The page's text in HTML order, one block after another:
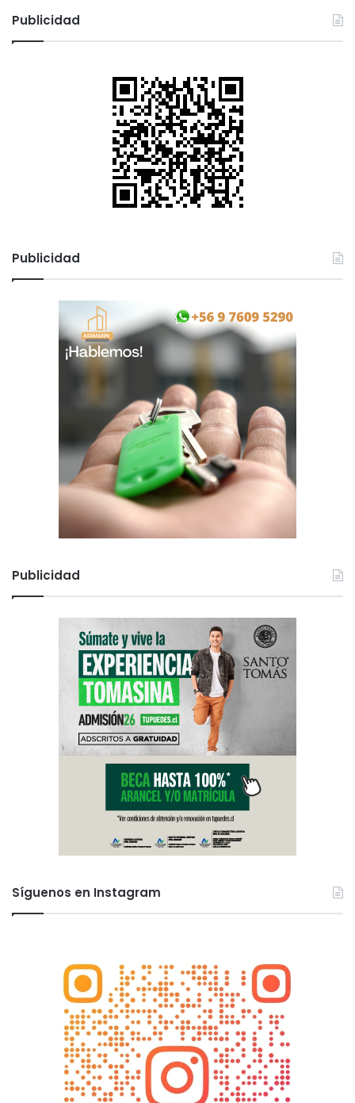
Publicidad
Publicidad
Publicidad
Síguenos en Instagram